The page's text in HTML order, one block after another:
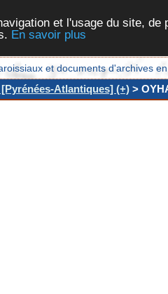
et l'usage du site,
En savoir plus
et documents d'archives
Atlantiques] (+) >